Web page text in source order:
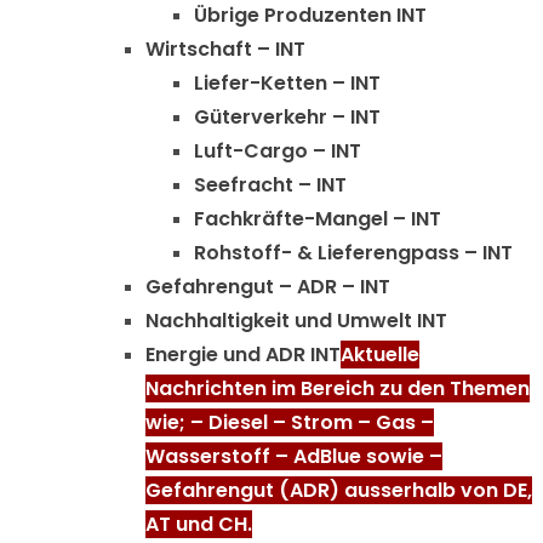
Übrige Produzenten INT
Wirtschaft – INT
Liefer-Ketten – INT
Güterverkehr – INT
Luft-Cargo – INT
Seefracht – INT
Fachkräfte-Mangel – INT
Rohstoff- & Lieferengpass – INT
Gefahrengut – ADR – INT
Nachhaltigkeit und Umwelt INT
Energie und ADR INTAktuelle
Nachrichten im Bereich zu den Themen
wie; – Diesel – Strom – Gas –
Wasserstoff – AdBlue sowie –
Gefahrengut (ADR) ausserhalb von DE,
AT und CH.